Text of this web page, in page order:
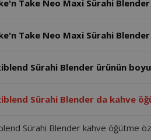
Take Neo Maxi Sürahi
Take Neo Maxi Sürahi
Sürahi Blender ürünün
Sürahi Blender da kahve
Sürahi Blender kahve öğütme